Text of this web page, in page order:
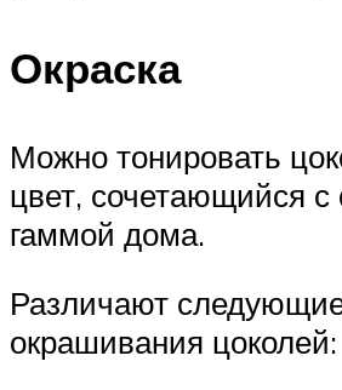
Окраска
Можно тонировать
цвет, сочетающийся с
гаммой дома.
Различают
окрашивания цоколей: